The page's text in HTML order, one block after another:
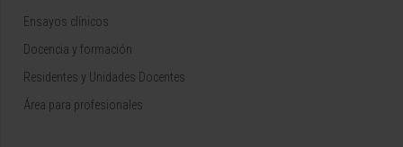
Ensayos clínicos
Docencia y formación
Residentes y Unidades Docentes
Área para profesionales